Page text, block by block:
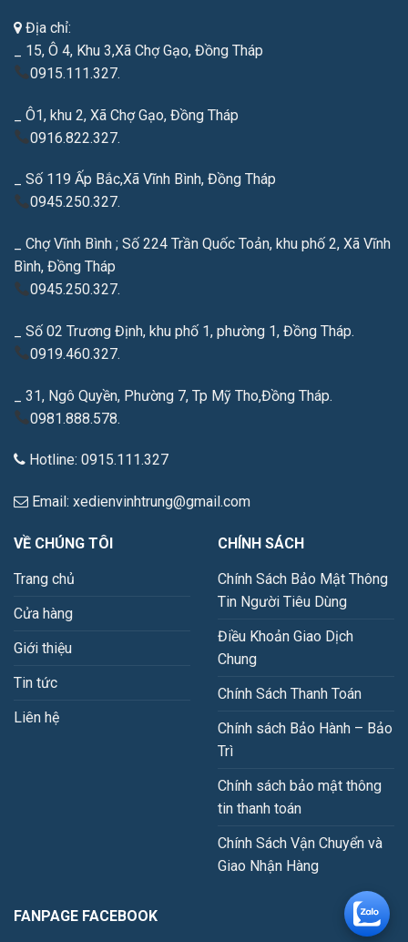
Địa chỉ:
_ 15, Ô 4, Khu 3,Xã Chợ Gạo, Đồng Tháp
0915.111.327.
_ Ô1, khu 2, Xã Chợ Gạo, Đồng Tháp
0916.822.327.
_ Số 119 Ấp Bắc,Xã Vĩnh Bình, Đồng Tháp
0945.250.327.
_ Chợ Vĩnh Bình ; Số 224 Trần Quốc Toản, khu phố 2, Xã Vĩnh
Bình, Đồng Tháp
0945.250.327.
_ Số 02 Trương Định, khu phố 1, phường 1, Đồng Tháp.
0919.460.327.
_ 31, Ngô Quyền, Phường 7, Tp Mỹ Tho,Đồng Tháp.
0981.888.578.
Hotline: 0915.111.327
Email: xedienvinhtrung@gmail.com
VỀ CHÚNG TÔI
Trang chủ
Cửa hàng
Giới thiệu
Tin tức
Liên hệ
CHÍNH SÁCH
Chính Sách Bảo Mật Thông
Tin Người Tiêu Dùng
Điều Khoản Giao Dịch
Chung
Chính Sách Thanh Toán
Chính sách Bảo Hành – Bảo
Trì
Chính sách bảo mật thông
tin thanh toán
Chính Sách Vận Chuyển và
Giao Nhận Hàng
FANPAGE FACEBOOK